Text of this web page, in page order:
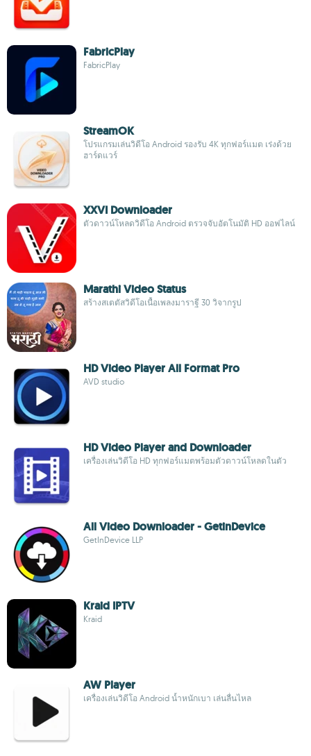
FabricPlay
FabricPlay
StreamOK
โปรแกรมเล่นวิดีโอ Android รองรับ 4K ทุกฟอร์แมต เร่งด้วย
ฮาร์ดแวร์
XXVI Downloader
ตัวดาวน์โหลดวิดีโอ Android ตรวจจับอัตโนมัติ HD ออฟไลน์
Marathi Video Status
สร้างสเตตัสวิดีโอเนื้อเพลงมาราฐี 30 วิจากรูป
HD Video Player All Format Pro
AVD studio
HD Video Player and Downloader
เครื่องเล่นวิดีโอ HD ทุกฟอร์แมตพร้อมตัวดาวน์โหลดในตัว
All Video Downloader - GetinDevice
GetInDevice LLP
Kraid IPTV
Kraid
AW Player
เครื่องเล่นวิดีโอ Android น้ำหนักเบา เล่นลื่นไหล